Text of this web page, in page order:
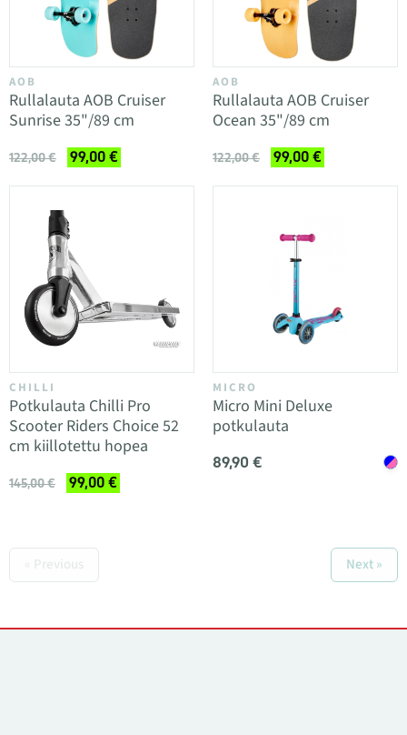
AOB
Rullalauta AOB Cruiser
Sunrise 35"/89 cm
122,00 € 99,00 €
AOB
Rullalauta AOB Cruiser
Ocean 35"/89 cm
122,00 € 99,00 €
CHILLI
Potkulauta Chilli Pro
Scooter Riders Choice 52
cm kiillotettu hopea
145,00 € 99,00 €
MICRO
Micro Mini Deluxe
potkulauta
89,90 €
« Previous Next »